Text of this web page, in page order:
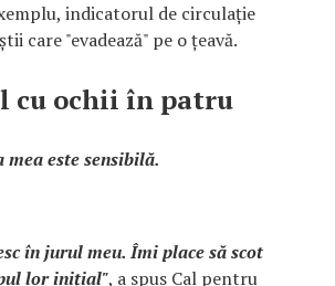
indicatorul de circulație
care "evadează" pe o țeavă.
cu ochii în patru
mea este sensibilă.
în jurul meu. Îmi place să scot
lor inițial", a spus Cal pentru